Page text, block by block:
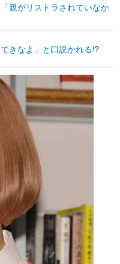
その他
親がリストラされていなか
きなよ」と口説かれる!?